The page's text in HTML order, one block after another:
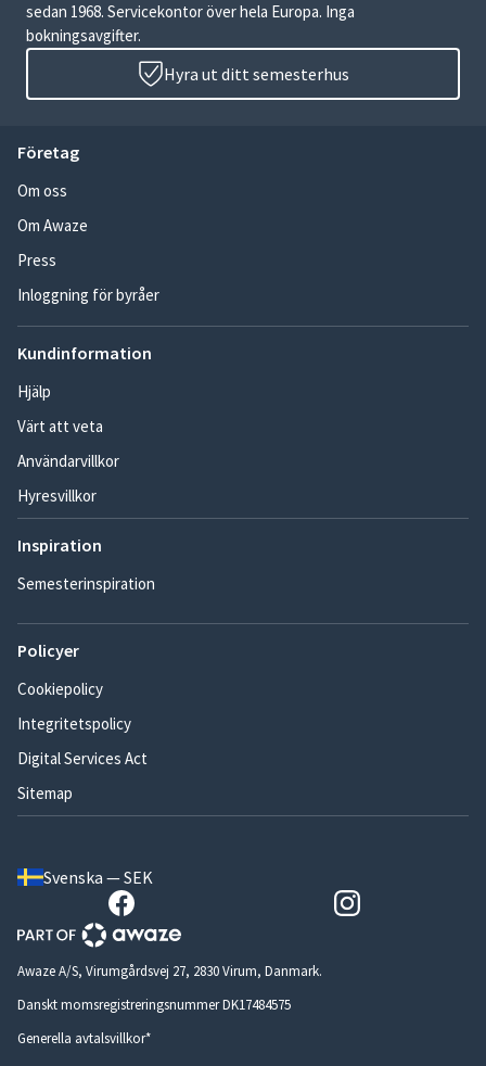
sedan 1968. Servicekontor över hela Europa. Inga
bokningsavgifter.
Hyra ut ditt semesterhus
Företag
Om oss
Om Awaze
Press
Inloggning för byråer
Kundinformation
Hjälp
Värt att veta
Användarvillkor
Hyresvillkor
Inspiration
Semesterinspiration
Policyer
Cookiepolicy
Integritetspolicy
Digital Services Act
Sitemap
Svenska — SEK
Awaze A/S, Virumgårdsvej 27, 2830 Virum, Danmark.
Danskt momsregistreringsnummer DK17484575
Generella avtalsvillkor*